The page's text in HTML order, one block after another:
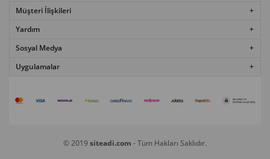
Müşteri İlişkileri
Yardım
Sosyal Medya
Uygulamalar
© 2019 siteadi.com - Tüm Hakları Saklıdır.